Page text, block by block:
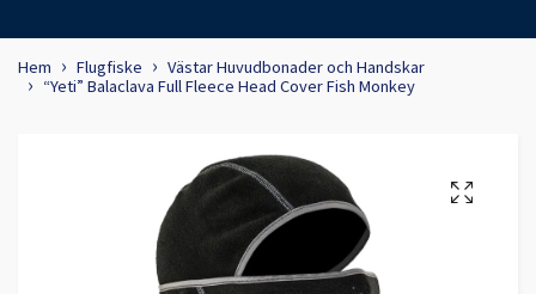
Hem Flugfiske
Västar Huvudbonader och Handskar
“Yeti” Balaclava Full Fleece Head Cover Fish Monkey